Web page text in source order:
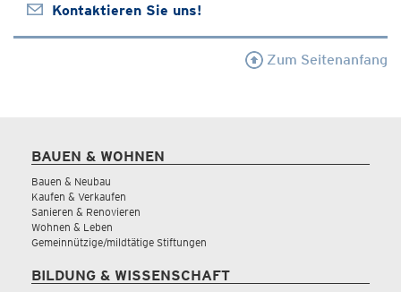
Kontaktieren Sie uns!
Zum Seitenanfang
BAUEN & WOHNEN
Bauen & Neubau
Kaufen & Verkaufen
Sanieren & Renovieren
Wohnen & Leben
Gemeinnützige/mildtätige Stiftungen
BILDUNG & WISSENSCHAFT